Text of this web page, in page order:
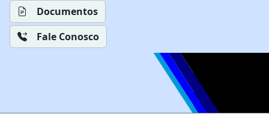
Documentos
Fale Conosco